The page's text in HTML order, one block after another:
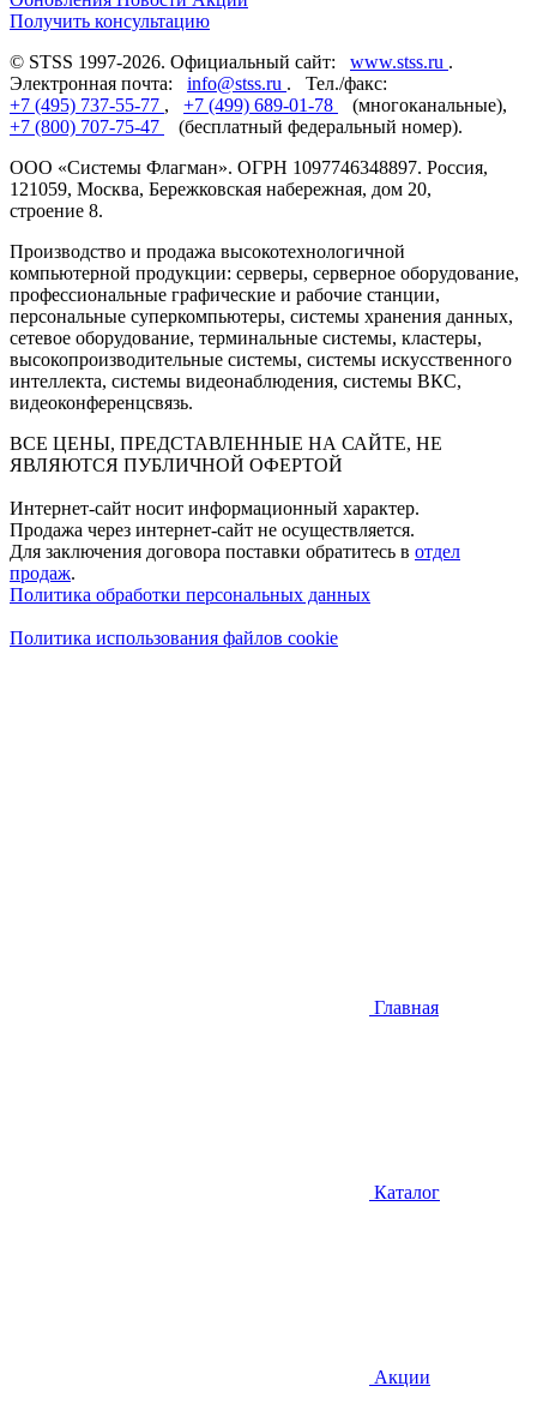
Получить консультацию
© STSS 1997-2026. Официальный сайт: www.stss.ru .
Электронная почта: info@stss.ru . Тел./факс:
+7 (495) 737-55-77 , +7 (499) 689-01-78
(многоканальные),
+7 (800) 707-75-47
(бесплатный федеральный номер).
ООО «Системы Флагман». ОГРН 1097746348897. Россия,
121059, Москва, Бережковская набережная, дом 20,
строение 8.
Производство и продажа высокотехнологичной
компьютерной продукции: серверы, серверное оборудование,
профессиональные графические и рабочие станции,
персональные суперкомпьютеры, системы хранения данных,
сетевое оборудование, терминальные системы, кластеры,
высокопроизводительные системы, системы искусственного
интеллекта, системы видеонаблюдения, системы ВКС,
видеоконференцсвязь.
ВСЕ ЦЕНЫ, ПРЕДСТАВЛЕННЫЕ НА САЙТЕ, НЕ
ЯВЛЯЮТСЯ ПУБЛИЧНОЙ ОФЕРТОЙ
Интернет-сайт носит информационный характер.
Продажа через интернет-сайт не осуществляется.
Для заключения договора поставки обратитесь в отдел
продаж.
Политика обработки персональных данных
Политика использования файлов cookie
Главная
Каталог
Акции